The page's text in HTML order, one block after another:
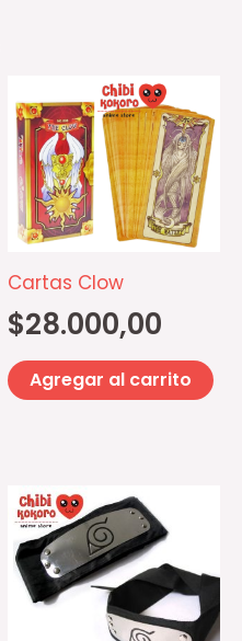
Cartas Clow
$28.000,00
Agregar al carrito